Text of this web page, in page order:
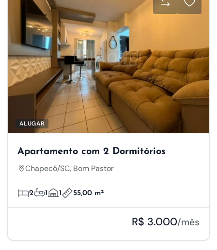
ALUGAR
Apartamento com 2 Dormitórios
Chapecó/SC, Bom Pastor
2 1 1 55,00 m²
R$ 3.000/mês